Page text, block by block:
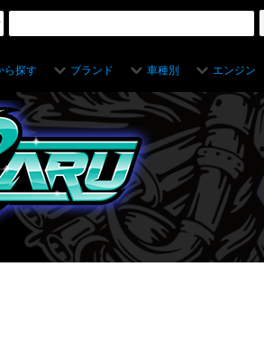
ら探す ブランド 車種別 エンジン